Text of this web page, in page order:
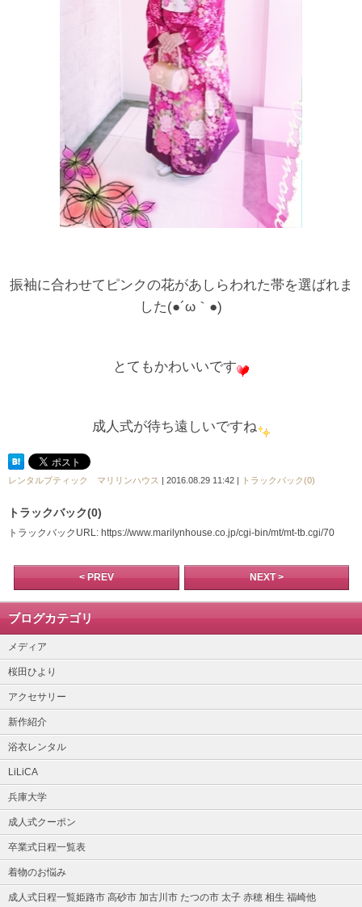
振袖に合わせてピンクの花があしらわれた帯を選ばれま
した(●´ω｀●)
とてもかわいいです
成人式が待ち遠しいですね
レンタルブティック マリリンハウス | 2016.08.29 11:42 | トラックバック(0)
トラックバック(0)
トラックバックURL: https://www.marilynhouse.co.jp/cgi-bin/mt/mt-tb.cgi/70
< PREV NEXT >
ブログカテゴリ
メディア
桜田ひより
アクセサリー
新作紹介
浴衣レンタル
LiLiCA
兵庫大学
成人式クーポン
卒業式日程一覧表
着物のお悩み
成人式日程一覧姫路市 高砂市 加古川市 たつの市 太子 赤穂 相生 福崎他